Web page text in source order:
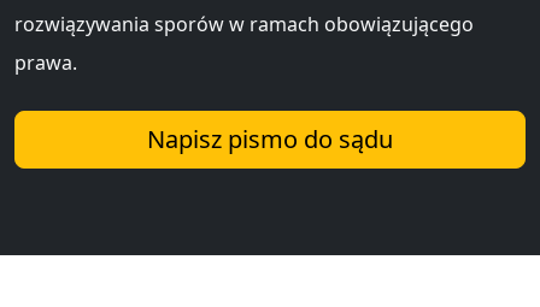
rozwiązywania sporów w ramach obowiązującego
prawa.
Napisz pismo do sądu